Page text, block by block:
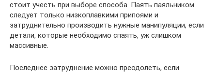
стоит учесть при выборе способа. Паять паяльником
следует только низкоплавкими припоями и
затруднительно производить нужные манипуляции, если
детали, которые необходимо спаять, уж слишком
массивные.
Последнее затруднение можно преодолеть, если